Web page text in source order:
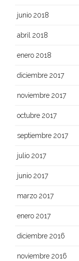
junio 2018
abril 2018
enero 2018
diciembre 2017
noviembre 2017
octubre 2017
septiembre 2017
julio 2017
junio 2017
marzo 2017
enero 2017
diciembre 2016
noviembre 2016